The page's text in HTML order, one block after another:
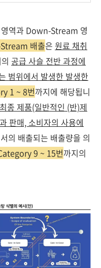
역과 Down-Stream 영
배출은 원료 채취
공급 사슬 전반 과정에
범위에서 발생한 발생한
1 ~ 8번까지에 해당됩니
최종 제품(일반적인 (반)제
판매, 소비자의 사용에
의 배출되는 배출량을 의
9 ~ 15번까지의